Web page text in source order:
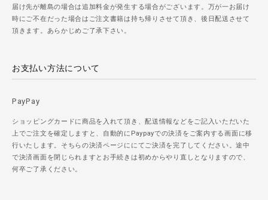
届け先が離島の場合は追加料金が発生する場合がございます。万が一お届け
時にご不在だった場合はご注文書籍は持ち帰りさせて頂き、後日配送させて
頂きます。あらかじめご了承下さい。
お支払い方法について
PayPay
ショッピングカードに商品を入れて頂き、配送情報などをご記入いただいた
上でご注文を確定しますと、自動的にPaypayでの決済をご案内する画面に移
行いたします。そちらの決済ページににてご決済を完了してください。途中
で決済画面を閉じられますとお手続きは初めからやり直しとなりますので、
何卒ご了承ください。